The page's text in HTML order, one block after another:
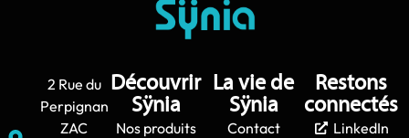
2 Rue du
Perpignan
ZAC
Découvrir
Sÿnia
Nos produits
La vie de
Sÿnia
Contact
Restons
connectés
LinkedIn